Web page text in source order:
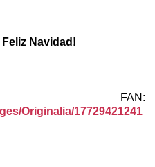
Navidad!
FAN:
Originalia/17729421241